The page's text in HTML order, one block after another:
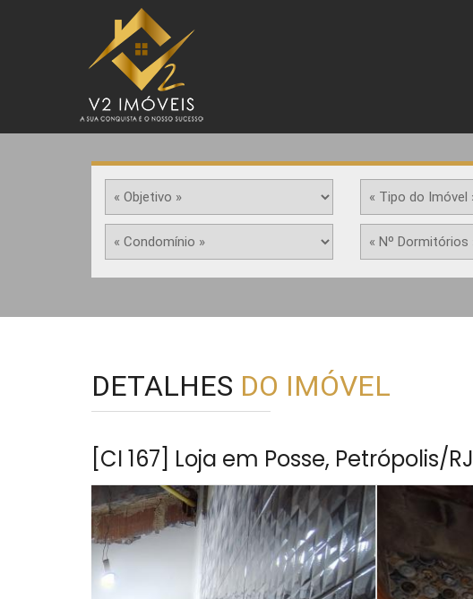
DETALHES DO IMÓVEL
[CI 167] Loja em Posse, Petrópolis/RJ